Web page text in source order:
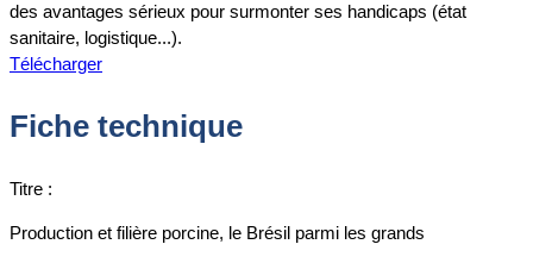
des avantages sérieux pour surmonter ses handicaps (état
sanitaire, logistique...).
Télécharger
Fiche technique
Titre :
Production et filière porcine, le Brésil parmi les grands